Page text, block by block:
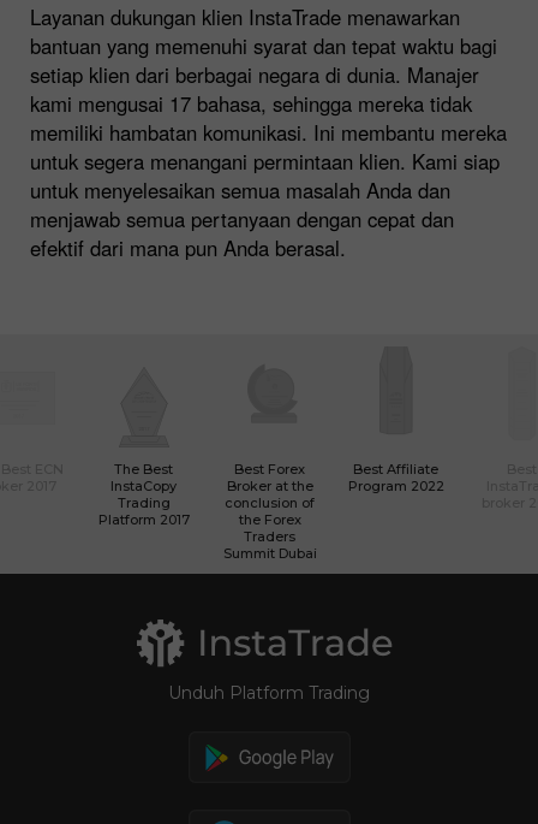
Layanan dukungan klien InstaTrade menawarkan
bantuan yang memenuhi syarat dan tepat waktu bagi
setiap klien dari berbagai negara di dunia. Manajer
kami mengusai 17 bahasa, sehingga mereka tidak
memiliki hambatan komunikasi. Ini membantu mereka
untuk segera menangani permintaan klien. Kami siap
untuk menyelesaikan semua masalah Anda dan
menjawab semua pertanyaan dengan cepat dan
efektif dari mana pun Anda berasal.
The Best
InstaCopy
Trading
Platform 2017
Best Forex
Broker at the
conclusion of
the Forex
Traders
Summit Dubai
Best Affiliate
Program 2022
Unduh Platform Trading